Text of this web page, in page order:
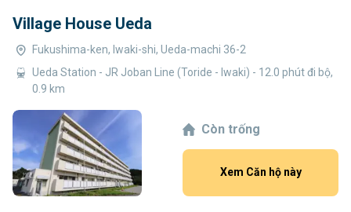
Village House Ueda
Fukushima-ken, Iwaki-shi, Ueda-machi 36-2
Ueda Station - JR Joban Line (Toride - Iwaki) - 12.0 phút đi bộ,
0.9 km
Còn trống
Xem Căn hộ này